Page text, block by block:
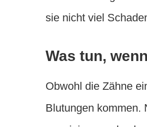
sie nicht viel
Was tun,
Obwohl die Zähne
Blutungen kommen.